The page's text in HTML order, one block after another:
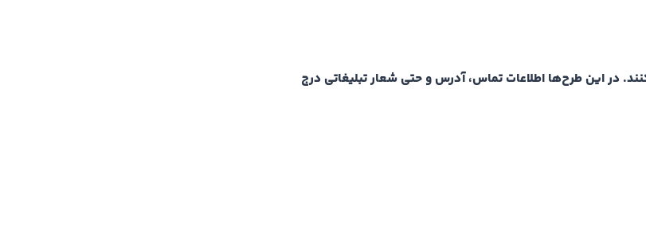
در این طرح‌ها اطلاعات تماس، آدرس و حتی شعار تبلیغاتی درج